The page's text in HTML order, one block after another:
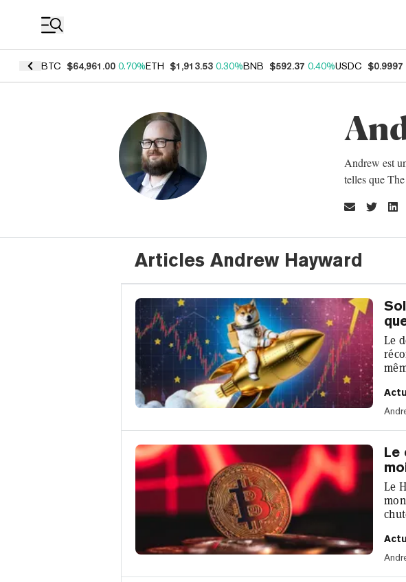
BTC $64,961.00 0.70%ETH $1,913.53 0.30%BNB $592.37 0.40%USDC $0.9997
Andrew est
telles que
Articles Andrew Hayward
Le
au
Le
Le